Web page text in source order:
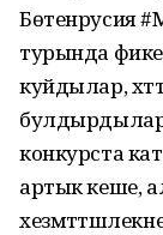
Бөтенрусия
турында
куйдылар,
конкурста
артык кеше,